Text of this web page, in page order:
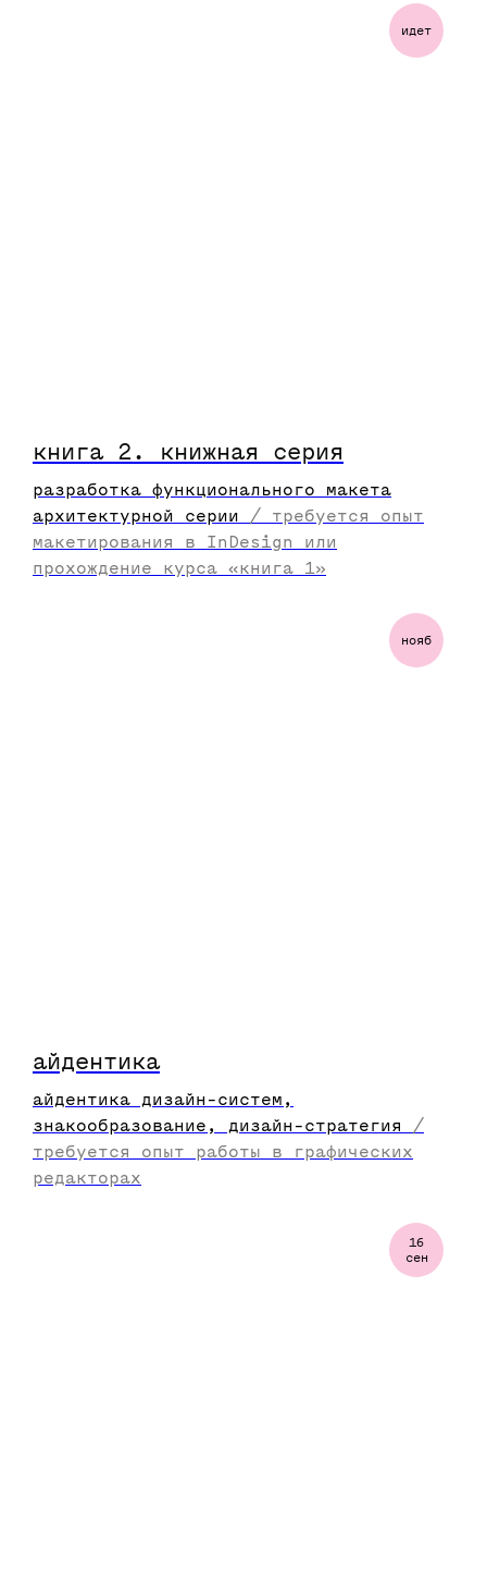
идет
книга 2. книжная серия
разработка функционального макета
архитектурной серии /
требуется опыт
макетирования в InDesign или
прохождение курса «книга 1»
нояб
айдентика
айдентика дизайн-систем,
знакообразование, дизайн-стратегия /
требуется опыт работы в графических
редакторах
16
сен
подарите близкому
человеку любой курс
Typomania School,
оформив именной